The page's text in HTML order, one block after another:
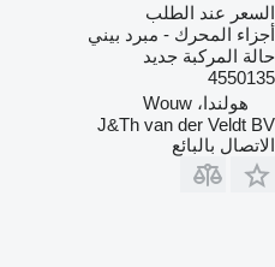
السعر عند الطلب
أجزاء المحرك - مبرد بيني
حالة المركبة جديد
4550135
هولندا، Wouw
J&Th van der Veldt BV
الاتصال بالبائع